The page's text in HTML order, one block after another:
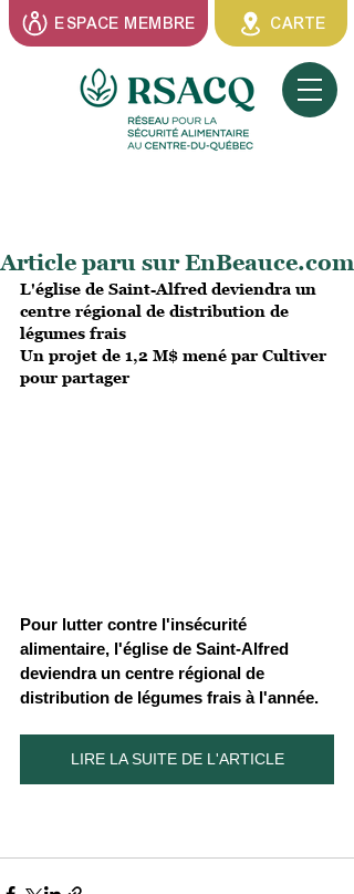
ESPACE MEMBRE CARTE
Article paru sur EnBeauce.com
L'église de Saint-Alfred deviendra un
centre régional de distribution de
légumes frais
Un projet de 1,2 M$ mené par Cultiver
pour partager
Pour lutter contre l'insécurité
alimentaire, l'église de Saint-Alfred
deviendra un centre régional de
distribution de légumes frais à l'année.
LIRE LA SUITE DE L'ARTICLE